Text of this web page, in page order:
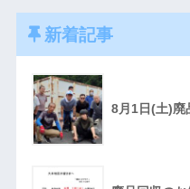
新着記事
8月1日(土)廃